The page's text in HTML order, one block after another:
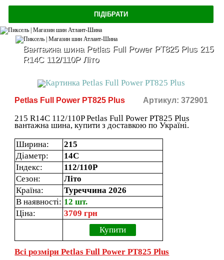
Вантажна шина Petlas Full Power PT825 Plus 215
R14C 112/110P Літо
Petlas Full Power PT825 Plus Артикул: 372901
215 R14C 112/110P Petlas Full Power PT825 Plus
вантажна шина, купити з доставкою по Україні.
Ширина:
215
Діаметр:
14C
Індекс:
112/110P
Сезон:
Літо
Країна:
Туреччина 2026
В наявності: 12 шт.
Ціна:
3709 грн
Купити
Всі розміри Petlas Full Power PT825 Plus